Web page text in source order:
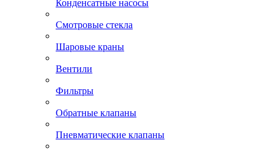
Конденсатные насосы
Смотровые стекла
Шаровые краны
Вентили
Фильтры
Обратные клапаны
Пневматические клапаны